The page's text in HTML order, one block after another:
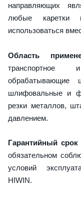
направляющих
любые
использоваться
Область
транспортное
обрабатывающие
шлифовальные и
резки металлов,
давлением.
Гарантийный
обязательном
условий
HIWIN.